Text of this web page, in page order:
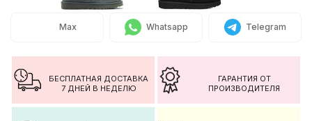
Max Whatsapp Telegram
БЕСПЛАТНАЯ ДОСТАВКА
7 ДНЕЙ В НЕДЕЛЮ
ГАРАНТИЯ ОТ
ПРОИЗВОДИТЕЛЯ